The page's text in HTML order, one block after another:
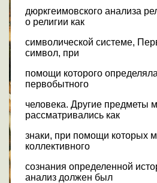
дюркгеимовского анализа
о религии как
символической системе,
символ, при
помощи которого
первобытного
человека. Другие предметы
рассматривались как
знаки, при помощи которых
коллективного
сознания определенной
анализ должен был